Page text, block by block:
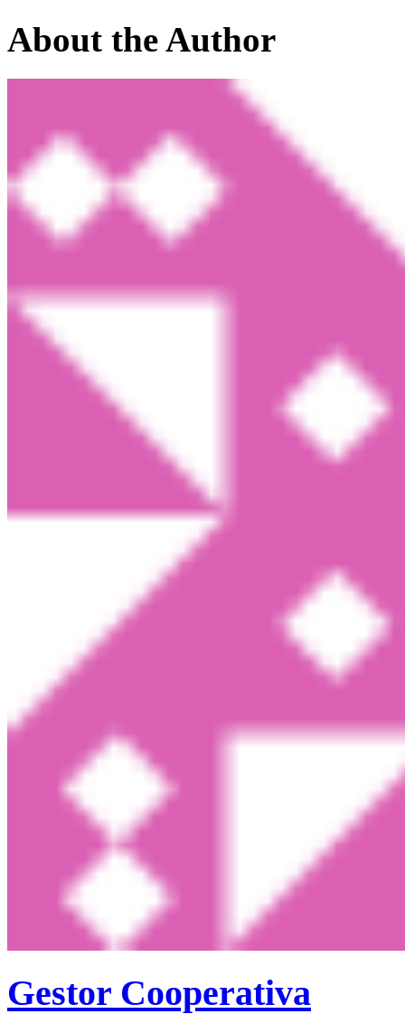
About the Author
Gestor Cooperativa